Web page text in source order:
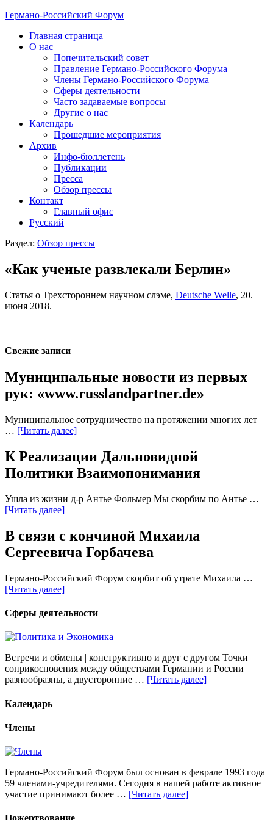
Германо-Российский Форум
Главная страница
О нас
Попечительский совет
Правление Германо-Российского Форума
Члены Германо-Российского Форума
Сферы деятельности
Часто задаваемые вопросы
Другие о нас
Календарь
Прошедшие мероприятия
Архив
Инфо-бюллетень
Публикации
Пресса
Обзор прессы
Контакт
Главный офис
Русский
Раздел: Обзор прессы
«Как ученые развлекали Берлин»
Статья о Трехстороннем научном слэме, Deutsche Welle, 20.
июня 2018.
Свежие записи
Муниципальные новости из первых
рук: «www.russlandpartner.de»
Муниципальное сотрудничество на протяжении многих лет
… [Читать далее]
К Реализации Дальновидной
Политики Взаимопонимания
Ушла из жизни д-р Антье Фольмер Мы скорбим по Антье …
[Читать далее]
В связи с кончиной Михаила
Сергеевича Горбачева
Германо-Российский Форум скорбит об утрате Михаила …
[Читать далее]
Сферы деятельности
Встречи и обмены | конструктивно и друг с другом Точки
соприкосновения между обществами Германии и России
разнообразны, а двусторонние … [Читать далее]
Календарь
Члены
Германо-Российский Форум был основан в феврале 1993 года
59 членами-учредителями. Сегодня в нашей работе активное
участие принимают более … [Читать далее]